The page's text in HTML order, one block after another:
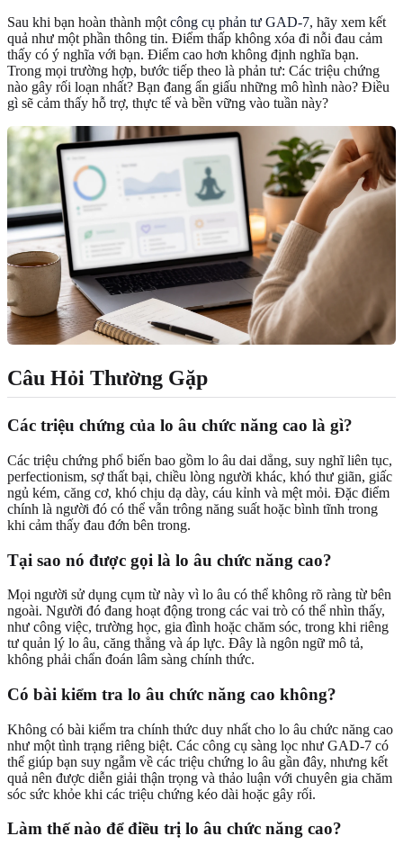
Sau khi bạn hoàn thành một công cụ phản tư GAD-7, hãy xem kết
quả như một phần thông tin. Điểm thấp không xóa đi nỗi đau cảm
thấy có ý nghĩa với bạn. Điểm cao hơn không định nghĩa bạn.
Trong mọi trường hợp, bước tiếp theo là phản tư: Các triệu chứng
nào gây rối loạn nhất? Bạn đang ẩn giấu những mô hình nào? Điều
gì sẽ cảm thấy hỗ trợ, thực tế và bền vững vào tuần này?
Câu Hỏi Thường Gặp
Các triệu chứng của lo âu chức năng cao là gì?
Các triệu chứng phổ biến bao gồm lo âu dai dẳng, suy nghĩ liên tục,
perfectionism, sợ thất bại, chiều lòng người khác, khó thư giãn, giấc
ngủ kém, căng cơ, khó chịu dạ dày, cáu kỉnh và mệt mỏi. Đặc điểm
chính là người đó có thể vẫn trông năng suất hoặc bình tĩnh trong
khi cảm thấy đau đớn bên trong.
Tại sao nó được gọi là lo âu chức năng cao?
Mọi người sử dụng cụm từ này vì lo âu có thể không rõ ràng từ bên
ngoài. Người đó đang hoạt động trong các vai trò có thể nhìn thấy,
như công việc, trường học, gia đình hoặc chăm sóc, trong khi riêng
tư quản lý lo âu, căng thẳng và áp lực. Đây là ngôn ngữ mô tả,
không phải chẩn đoán lâm sàng chính thức.
Có bài kiểm tra lo âu chức năng cao không?
Không có bài kiểm tra chính thức duy nhất cho lo âu chức năng cao
như một tình trạng riêng biệt. Các công cụ sàng lọc như GAD-7 có
thể giúp bạn suy ngẫm về các triệu chứng lo âu gần đây, nhưng kết
quả nên được diễn giải thận trọng và thảo luận với chuyên gia chăm
sóc sức khỏe khi các triệu chứng kéo dài hoặc gây rối.
Làm thế nào để điều trị lo âu chức năng cao?